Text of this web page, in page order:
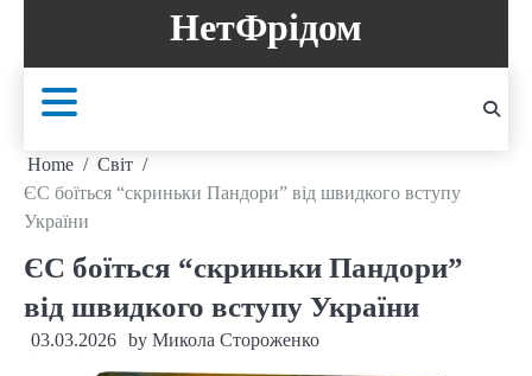
content
НетФрідом
Home
Світ
ЄС боїться “скриньки Пандори” від швидкого вступу
України
ЄС боїться “скриньки Пандори”
від швидкого вступу України
03.03.2026 by Микола Стороженко